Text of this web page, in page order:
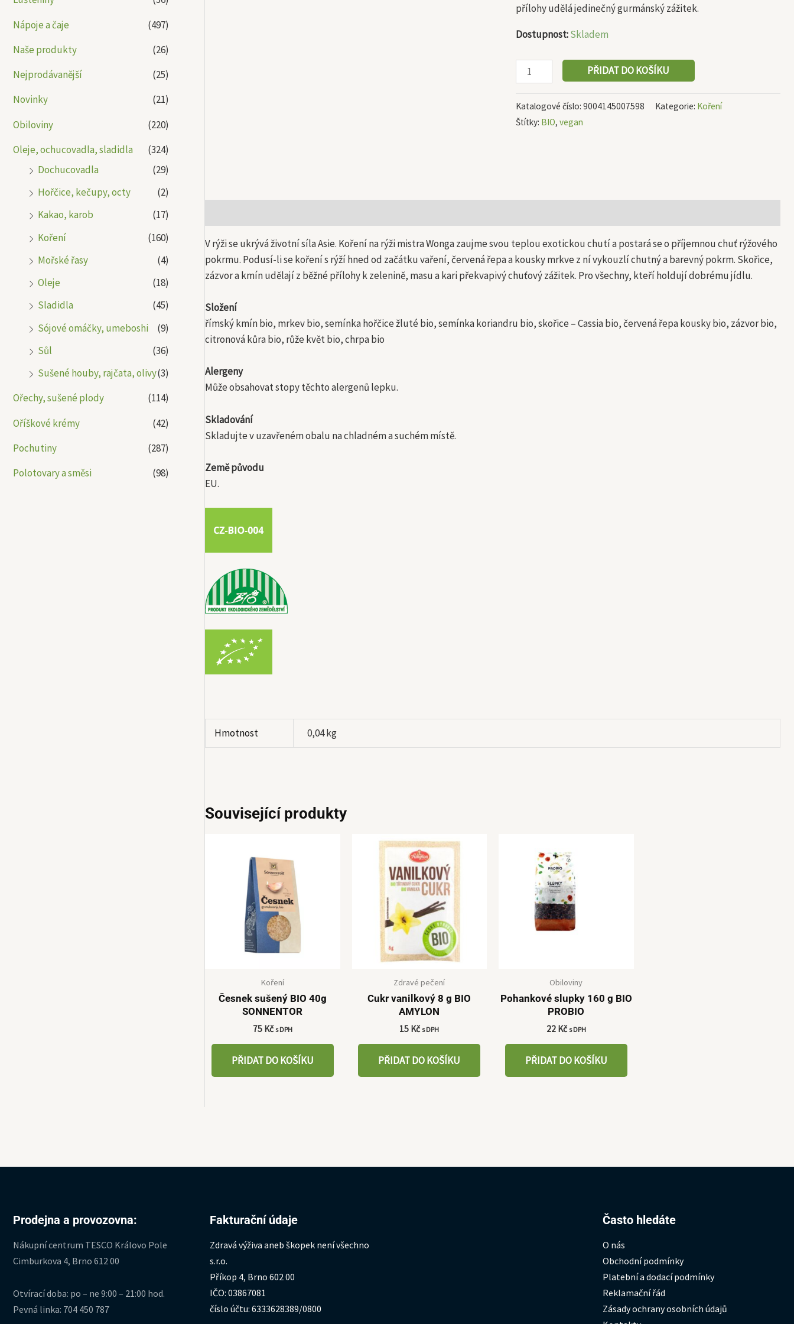
Nápoje a čaje
(497)
Naše produkty
(26)
Nejprodávanější
(25)
Novinky
(21)
Obiloviny
(220)
Oleje, ochucovadla, sladidla
(324)
Dochucovadla
(29)
Hořčice, kečupy, octy
(2)
Kakao, karob
(17)
Koření
(160)
Mořské řasy
(4)
Oleje
(18)
Sladidla
(45)
Sójové omáčky, umeboshi
(9)
Sůl
(36)
Sušené houby, rajčata, olivy(3)
Ořechy, sušené plody
(114)
Oříškové krémy
(42)
Pochutiny
(287)
Polotovary a směsi
(98)
přílohy udělá jedinečný gurmánský zážitek.
Dostupnost:Skladem
množství
PŘIDAT DO KOŠÍKU
Katalogové číslo: 9004145007598 Kategorie: Koření
Štítky: BIO, vegan
V rýži se ukrývá životní síla Asie. Koření na rýži mistra Wonga zaujme svou teplou exotickou chutí a postará se o příjemnou chuť rýžového
pokrmu. Podusí-li se koření s rýží hned od začátku vaření, červená řepa a kousky mrkve z ní vykouzlí chutný a barevný pokrm. Skořice,
zázvor a kmín udělají z běžné přílohy k zelenině, masu a kari překvapivý chuťový zážitek. Pro všechny, kteří holdují dobrému jídlu.
Složení
římský kmín bio, mrkev bio, semínka hořčice žluté bio, semínka koriandru bio, skořice – Cassia bio, červená řepa kousky bio, zázvor bio,
citronová kůra bio, růže květ bio, chrpa bio
Alergeny
Může obsahovat stopy těchto alergenů lepku.
Skladování
Skladujte v uzavřeném obalu na chladném a suchém místě.
Země původu
EU.
Hmotnost 0,04 kg
Související produkty
Koření
Česnek sušený BIO 40g
SONNENTOR
75 Kč s DPH
PŘIDAT DO KOŠÍKU
Zdravé pečení
Cukr vanilkový 8 g BIO
AMYLON
15 Kč s DPH
PŘIDAT DO KOŠÍKU
Obiloviny
Pohankové slupky 160 g BIO
PROBIO
22 Kč s DPH
PŘIDAT DO KOŠÍKU
Prodejna a provozovna:
Nákupní centrum TESCO Královo Pole
Cimburkova 4, Brno 612 00
Otvírací doba: po – ne 9:00 – 21:00 hod.
Pevná linka: 704 450 787
Fakturační údaje
Zdravá výživa aneb škopek není všechno
s.r.o.
Příkop 4, Brno 602 00
IČO: 03867081
číslo účtu: 6333628389/0800
Často hledáte
O nás
Obchodní podmínky
Platební a dodací podmínky
Reklamační řád
Zásady ochrany osobních údajů
Hledat: